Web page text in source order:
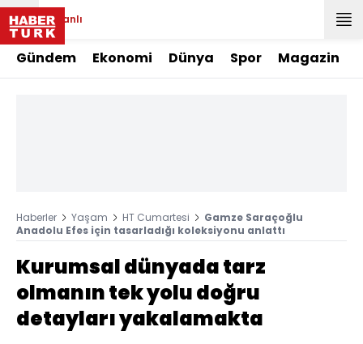
Canlı
Gündem Ekonomi Dünya Spor Magazin
Haberler Yaşam HT Cumartesi
Gamze Saraçoğlu
Anadolu Efes için tasarladığı koleksiyonu anlattı
Kurumsal dünyada tarz
olmanın tek yolu doğru
detayları yakalamakta